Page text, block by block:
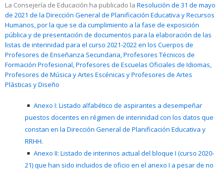
La Consejería de Educación ha publicado la Resolución de 31 de mayo
de 2021 de la Dirección General de Planificación Educativa y Recursos
Humanos, por la que se da cumplimiento a la fase de exposición
pública y de presentación de documentos para la elaboración de las
listas de interinidad para el curso 2021-2022 en los Cuerpos de
Profesores de Enseñanza Secundaria, Profesores Técnicos de
Formación Profesional, Profesores de Escuelas Oficiales de Idiomas,
Profesores de Música y Artes Escénicas y Profesores de Artes
Plásticas y Diseño
Anexo I: Listado alfabético de aspirantes a desempeñar
puestos docentes en régimen de interinidad con los datos que
constan en la Dirección General de Planificación Educativa y
RRHH.
Anexo II: Listado de interinos actual del bloque I (curso 2020-
21) que han sido incluidos de oficio en el anexo I a pesar de no